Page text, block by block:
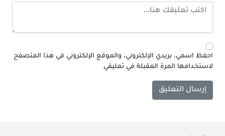
احفظ اسمي، بريدي الإلكتروني، والموقع الإلكتروني في هذا المتصفح
لاستخدامها المرة المقبلة في تعليقي.